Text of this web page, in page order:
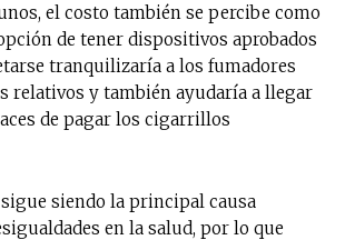
el costo también se percibe como
de tener dispositivos aprobados
tranquilizaría a los fumadores
relativos y también ayudaría a llegar
de pagar los cigarrillos
siendo la principal causa
en la salud, por lo que